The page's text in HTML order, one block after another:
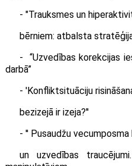
- "Trauksmes un
bērniem: atbalsta
- “Uzvedības korekcijas
darbā”
- 'Konfliktsituāciju
bezizejā ir izeja?''
- '' Pusaudžu
un uzvedības